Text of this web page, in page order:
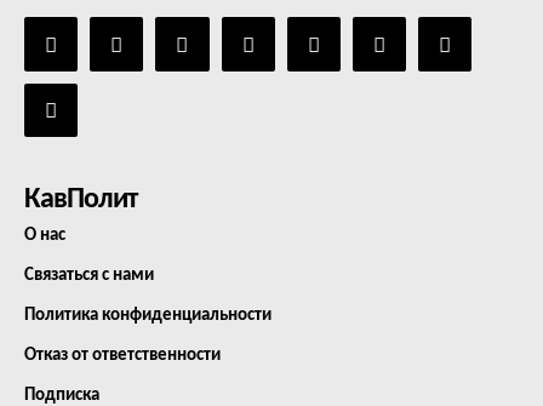
КавПолит
О нас
Связаться с нами
Политика конфиденциальности
Отказ от ответственности
Подписка